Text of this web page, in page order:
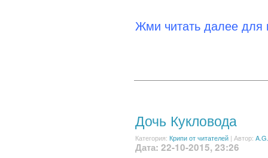
Жми читать далее для
Дочь Кукловода
Категория: Крипи от читателей | Автор:
Дата: 22-10-2015, 23:26